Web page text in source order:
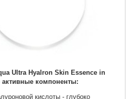
Ultra Hyalron Skin Essence in
компоненты:
кислоты - глубоко